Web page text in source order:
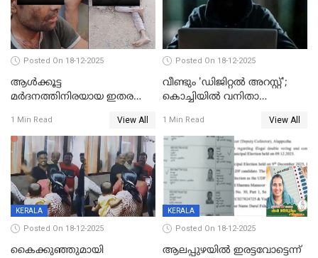
Posted On 18-12-2025
ആൾക്കൂട്ട
മർദനത്തിനിരയായ ഇതര
നടുക്കുന്ന സംഭവം
വാളയാറിൽ
1 Min Read View All
Posted On 18-12-2025
വീണ്ടും 'ഡിജിറ്റല്‍ അറസ്റ്റ്';
കൊച്ചിയില്‍ വനിതാ
കോടി രൂപ
1 Min Read View All
KERALA
Posted On 18-12-2025
കൈക്കുഞ്ഞുമായി
KERALA
Posted On 18-12-2025
ആലപ്പുഴയിൽ ഇരട്ടവോട്ടെന്ന്